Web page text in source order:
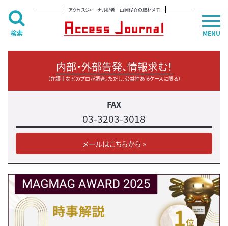
アクセスジャーナル記者 山岡俊介の取材メモ
内部・外部告発、情報求む！
（弁護士などのプロが調査。ただし、公益性あるケースに限る）
FAX
03-3203-3018
メールはこちらから »
MENU
検索